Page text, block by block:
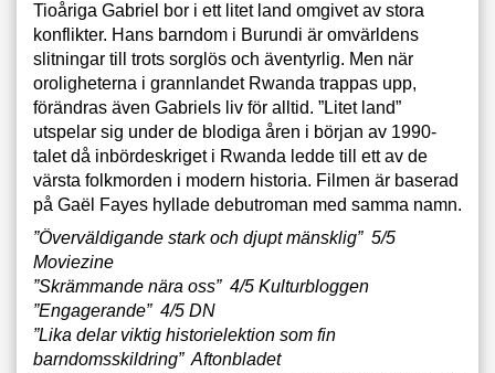
Tioåriga Gabriel bor i ett litet land omgivet av stora
konflikter. Hans barndom i Burundi är omvärldens
slitningar till trots sorglös och äventyrlig. Men när
oroligheterna i grannlandet Rwanda trappas upp,
förändras även Gabriels liv för alltid. ”Litet land”
utspelar sig under de blodiga åren i början av 1990-
talet då inbördeskriget i Rwanda ledde till ett av de
värsta folkmorden i modern historia. Filmen är baserad
på Gaël Fayes hyllade debutroman med samma namn.
”Överväldigande stark och djupt mänsklig” 5/5
Moviezine
”Skrämmande nära oss” 4/5 Kulturbloggen
”Engagerande” 4/5 DN
”Lika delar viktig historielektion som fin
barndomsskildring” Aftonbladet